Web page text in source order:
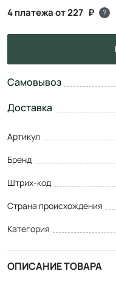
4 платежа от 227 ?
Самовывоз
Доставка
Артикул
Бренд
Штрих-код
Страна происхождения
Категория
ОПИСАНИЕ ТОВАРА